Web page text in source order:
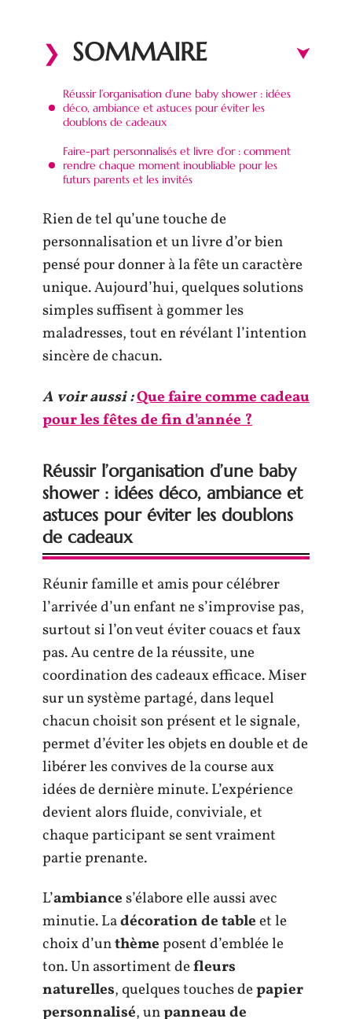
SOMMAIRE
Réussir l’organisation d’une baby shower : idées
déco, ambiance et astuces pour éviter les
doublons de cadeaux
Faire-part personnalisés et livre d’or : comment
rendre chaque moment inoubliable pour les
futurs parents et les invités
Rien de tel qu’une touche de
personnalisation et un livre d’or bien
pensé pour donner à la fête un caractère
unique. Aujourd’hui, quelques solutions
simples suffisent à gommer les
maladresses, tout en révélant l’intention
sincère de chacun.
A voir aussi :Que faire comme cadeau
pour les fêtes de fin d'année ?
Réussir l’organisation d’une baby
shower : idées déco, ambiance et
astuces pour éviter les doublons
de cadeaux
Réunir famille et amis pour célébrer
l’arrivée d’un enfant ne s’improvise pas,
surtout si l’on veut éviter couacs et faux
pas. Au centre de la réussite, une
coordination des cadeaux efficace. Miser
sur un système partagé, dans lequel
chacun choisit son présent et le signale,
permet d’éviter les objets en double et de
libérer les convives de la course aux
idées de dernière minute. L’expérience
devient alors fluide, conviviale, et
chaque participant se sent vraiment
partie prenante.
L’ambiances’élabore elle aussi avec
minutie. Ladécoration de tableet le
choix d’unthèmeposent d’emblée le
ton. Un assortiment defleurs
naturelles, quelques touches depapier
personnalisé, unpanneau de